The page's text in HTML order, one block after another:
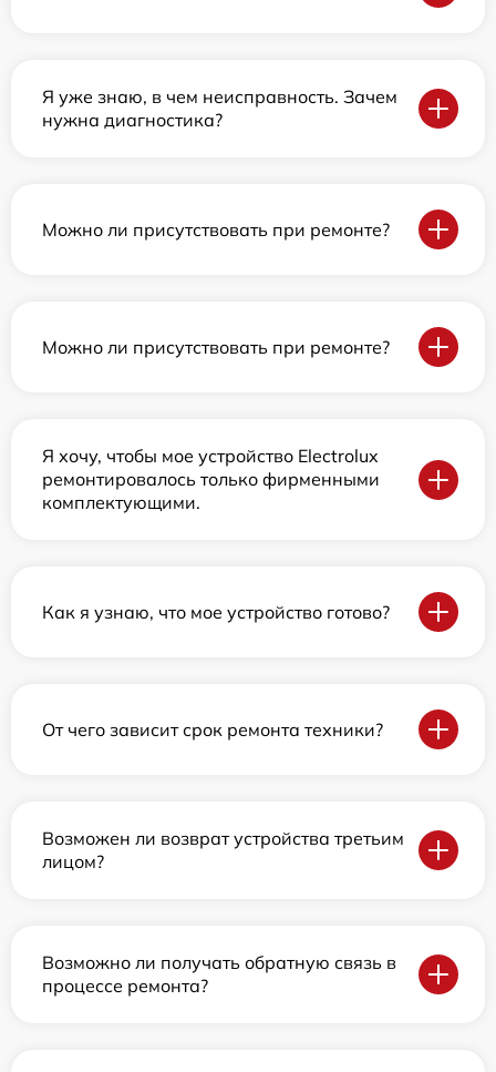
Я уже знаю, в чем неисправность. Зачем
нужна диагностика?
Можно ли присутствовать при ремонте?
Можно ли присутствовать при ремонте?
Я хочу, чтобы мое устройство Electrolux
ремонтировалось только фирменными
комплектующими.
Как я узнаю, что мое устройство готово?
От чего зависит срок ремонта техники?
Возможен ли возврат устройства третьим
лицом?
Возможно ли получать обратную связь в
процессе ремонта?